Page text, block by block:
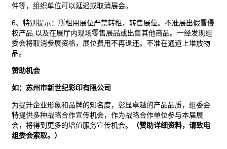
件等，组织单位可以延迟或取消展会。
6、特别提示：所租用展位严禁转租、转售展位。不准展出假冒侵
权产品,以及在展厅内现场零售展品或出售其他商品。一经发现组
委会将取消参展资格，展位费用不再退还。不准在通道上堆放物
品。
赞助机会
如：苏州市新世纪彩印有限公司
为提升企业形象和品牌的知名度，彰显卓越的产品品质，组委会
特提供多种战略合作宣传机会，作为战略合作单位参与本届展
会，将得到更多的增值服务宣传机会。
（赞助详细资料， 请致电
组委会索取。 ）